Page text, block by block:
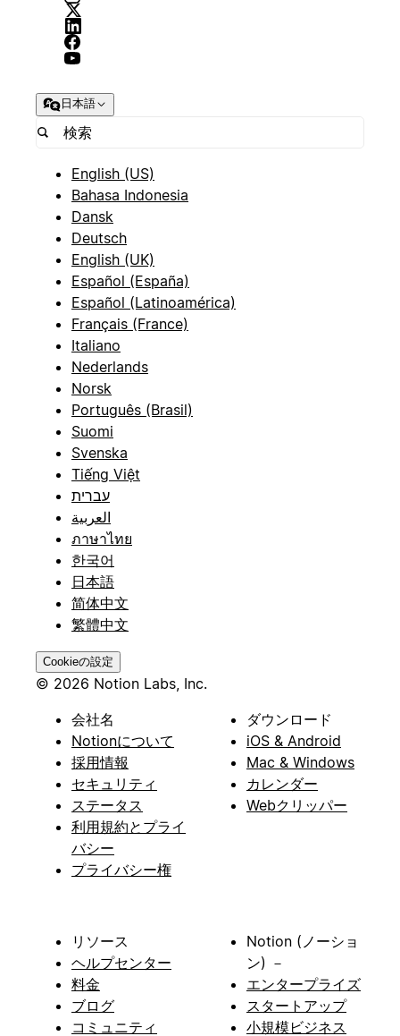
日本語
English (US)
Bahasa Indonesia
Dansk
Deutsch
English (UK)
Español (España)
Español (Latinoamérica)
Français (France)
Italiano
Nederlands
Norsk
Português (Brasil)
Suomi
Svenska
Tiếng Việt
עברית
العربية
ภาษาไทย
한국어
日本語
简体中文
繁體中文
Cookieの設定
© 2026 Notion Labs, Inc.
会社名
Notionについて
採用情報
セキュリティ
ステータス
利用規約とプライ
バシー
プライバシー権
ダウンロード
iOS & Android
Mac & Windows
カレンダー
Webクリッパー
リソース
ヘルプセンター
料金
ブログ
コミュニティ
Notion (ノーショ
ン) －
エンタープライズ
スタートアップ
小規模ビジネス